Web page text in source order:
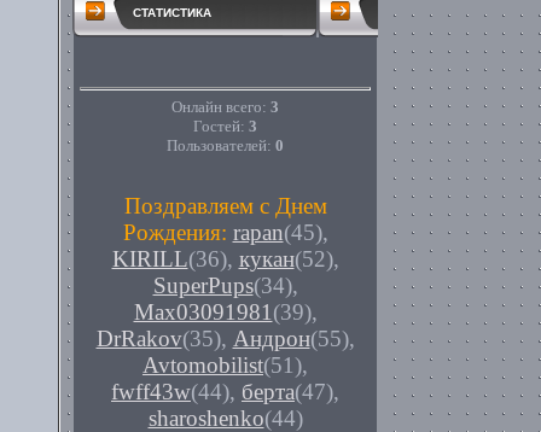
СТАТИСТИКА
Онлайн всего: 3
Гостей: 3
Пользователей: 0
Поздравляем с Днем
Рождения: rapan(45),
KIRILL(36), кукан(52),
SuperPups(34),
Max03091981 (39),
DrRakov(35), Андрон(55),
Avtomobilist(51),
fwff43w(44), берта(47),
sharoshenko(44)